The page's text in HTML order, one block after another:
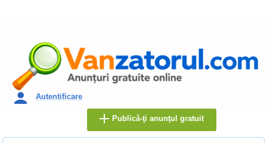
Autentificare
Publică-ţi anunţul gratuit